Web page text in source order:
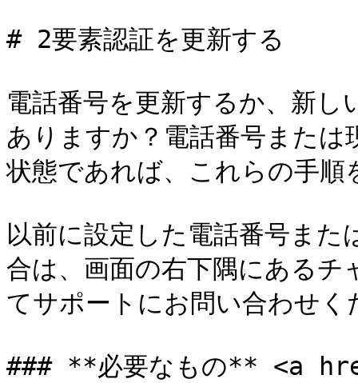
# 2要素認証を更新する
電話番号を更新するか、新
ありますか？電話番号また
状態であれば、これらの手順
以前に設定した電話番号ま
合は、画面の右下隅にある
てサポートにお問い合わせく
### **必要なもの** <a